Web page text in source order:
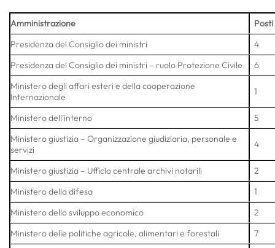
Amministrazione
Presidenza del Consiglio dei ministri
4
Presidenza del Consiglio dei ministri – ruolo Protezione Civile
6
Ministero degli affari esteri e della cooperazione
Internazionale
1
Ministero dell’interno
5
Ministero giustizia – Organizzazione giudiziaria, personale e
servizi
4
Ministero giustizia – Ufficio centrale archivi notarili
2
Ministero della difesa
1
Ministero dello sviluppo economico
2
Ministero delle politiche agricole, alimentari e forestali
7